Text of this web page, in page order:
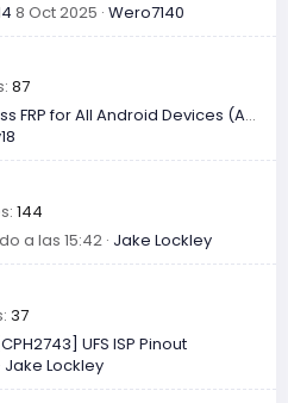
8 Oct 2025 Wero7140
87
Tr Tools Pro — Bypass FRP for All Android Devices (Android 16 Supported)
144
a las 15:42 Jake Lockley
37
UFS ISP Pinout
Jake Lockley